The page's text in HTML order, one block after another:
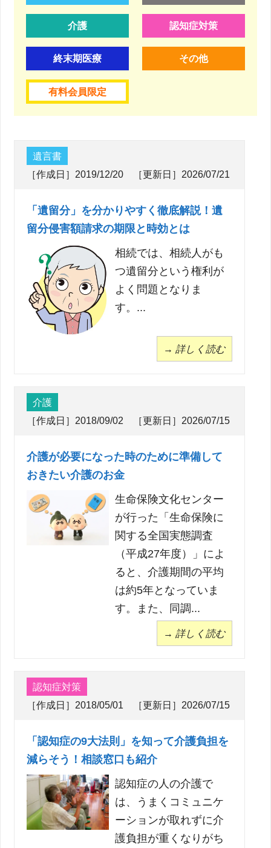
介護 認知症対策
終末期医療 その他
有料会員限定
遺言書
［作成日］2019/12/20 ［更新日］2026/07/21
「遺留分」を分かりやすく徹底解説！遺
留分侵害額請求の期限と時効とは
相続では、相続人がも
つ遺留分という権利が
よく問題となりま
す。...
→ 詳しく読む
介護
［作成日］2018/09/02 ［更新日］2026/07/15
介護が必要になった時のために準備して
おきたい介護のお金
生命保険文化センター
が行った「生命保険に
関する全国実態調査
（平成27年度）」によ
ると、介護期間の平均
は約5年となっていま
す。また、同調...
→ 詳しく読む
認知症対策
［作成日］2018/05/01 ［更新日］2026/07/15
「認知症の9大法則」を知って介護負担を
減らそう！相談窓口も紹介
認知症の人の介護で
は、うまくコミュニケ
ーションが取れずに介
護負担が重くなりがち